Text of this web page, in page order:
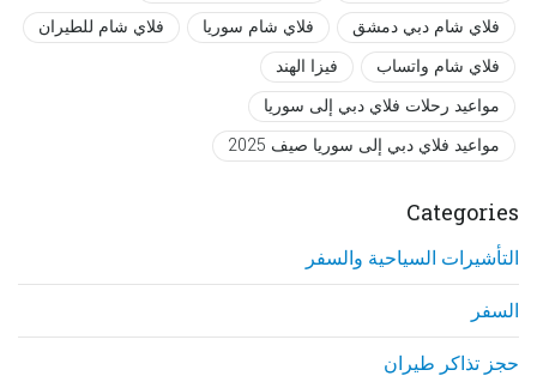
فلاي شام دبي دمشق
فلاي شام سوريا
فلاي شام للطيران
فلاي شام واتساب
فيزا الهند
مواعيد رحلات فلاي دبي إلى سوريا
مواعيد فلاي دبي إلى سوريا صيف 2025
Categories
التأشيرات السياحية والسفر
السفر
حجز تذاكر طيران